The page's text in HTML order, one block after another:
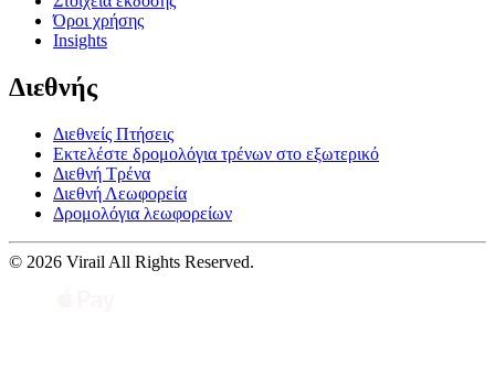
Όροι χρήσης
Insights
Διεθνής
Διεθνείς Πτήσεις
Εκτελέστε δρομολόγια τρένων στο εξωτερικό
Διεθνή Τρένα
Διεθνή Λεωφορεία
Δρομολόγια λεωφορείων
© 2026 Virail All Rights Reserved.